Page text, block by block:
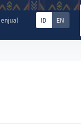
ID EN